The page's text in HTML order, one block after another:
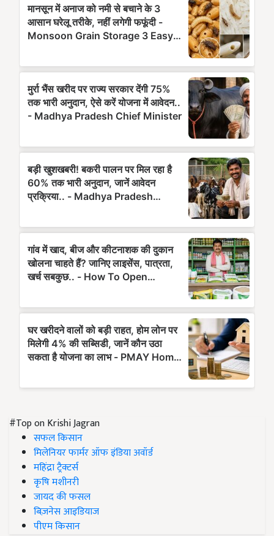
#Top on Krishi Jagran
सफल किसान
मिलेनियर फार्मर ऑफ इंडिया अवॉर्ड
महिंद्रा ट्रैक्टर्स
कृषि मशीनरी
जायद की फसल
बिज़नेस आइडियाज
पीएम किसान